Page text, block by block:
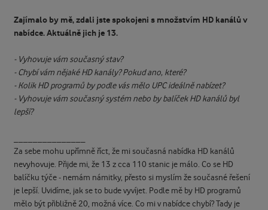
Zajímalo by mě, zdali jste spokojeni s množstvím HD kanálů v
nabídce. Aktuálně jich je 13.
- Vyhovuje vám současný stav?
- Chybí vám nějaké HD kanály? Pokud ano, které?
- Kolik HD programů by podle vás mělo UPC ideálně nabízet?
- Vyhovuje vám současný systém nebo by balíček HD kanálů byl
lepší?
Za sebe mohu upřímně říct, že mi současná nabídka HD kanálů
nevyhovuje. Přijde mi, že 13 z cca 110 stanic je málo. Co se HD
balíčku týče - nemám námitky, přesto si myslím že současné řešení
je lepší. Uvidíme, jak se to bude vyvíjet. Podle mě by HD programů
mělo být přibližně 20, možná více. Co mi v nabídce chybí? Tady je